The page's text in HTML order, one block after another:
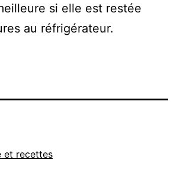
si elle est restée
au réfrigérateur.
et recettes